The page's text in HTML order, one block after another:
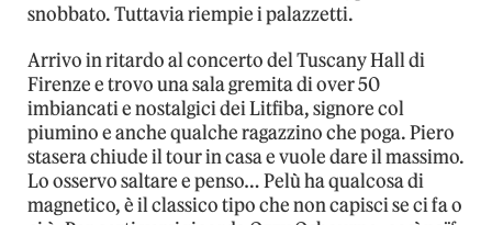
snobbato. Tuttavia riempie i palazzetti.
Arrivo in ritardo al concerto del Tuscany Hall di
Firenze e trovo una sala gremita di over 50
imbiancati e nostalgici dei Litfiba, signore col
piumino e anche qualche ragazzino che poga. Piero
stasera chiude il tour in casa e vuole dare il massimo.
Lo osservo saltare e penso… Pelù ha qualcosa di
magnetico, è il classico tipo che non capisci se ci fa o